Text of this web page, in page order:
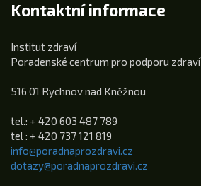
Kontaktní informace
Institut zdraví
Poradenské centrum pro podporu zdraví
516 01 Rychnov nad Kněžnou
tel.: + 420 603 487 789
tel : + 420 737 121 819
info@poradnaprozdravi.cz
dotazy@poradnaprozdravi.cz